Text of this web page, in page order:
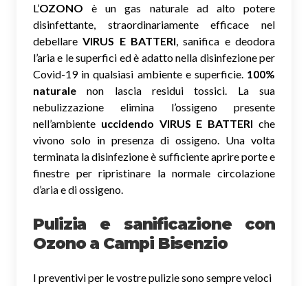
L’OZONO è un gas naturale ad alto potere
disinfettante, straordinariamente efficace nel
debellareVIRUS E BATTERI, sanifica e deodora
l’aria e le superfici ed è adatto nella disinfezione per
Covid-19 in qualsiasi ambiente e superficie. 100%
naturale non lascia residui tossici. La sua
nebulizzazione elimina l’ossigeno presente
nell’ambiente uccidendo VIRUS E BATTERI che
vivono solo in presenza di ossigeno. Una volta
terminata la disinfezione è sufficiente aprire porte e
finestre per ripristinare la normale circolazione
d’aria e di ossigeno.
Pulizia e sanificazione con
Ozono a Campi Bisenzio
I preventivi per le vostre pulizie sono sempre veloci